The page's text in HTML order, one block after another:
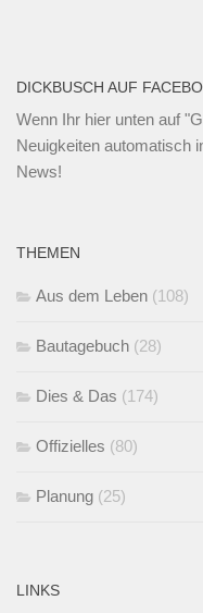
DICKBUSCH AUF
Wenn Ihr hier unten auf
Neuigkeiten automatisch
News!
THEMEN
Aus dem Leben (108)
Bautagebuch (28)
Dies & Das (174)
Offizielles (80)
Planung (25)
LINKS